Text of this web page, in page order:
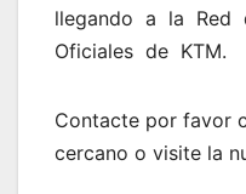
llegando a la Red
Oficiales de KTM.
Contacte por favor
cercano o visite la